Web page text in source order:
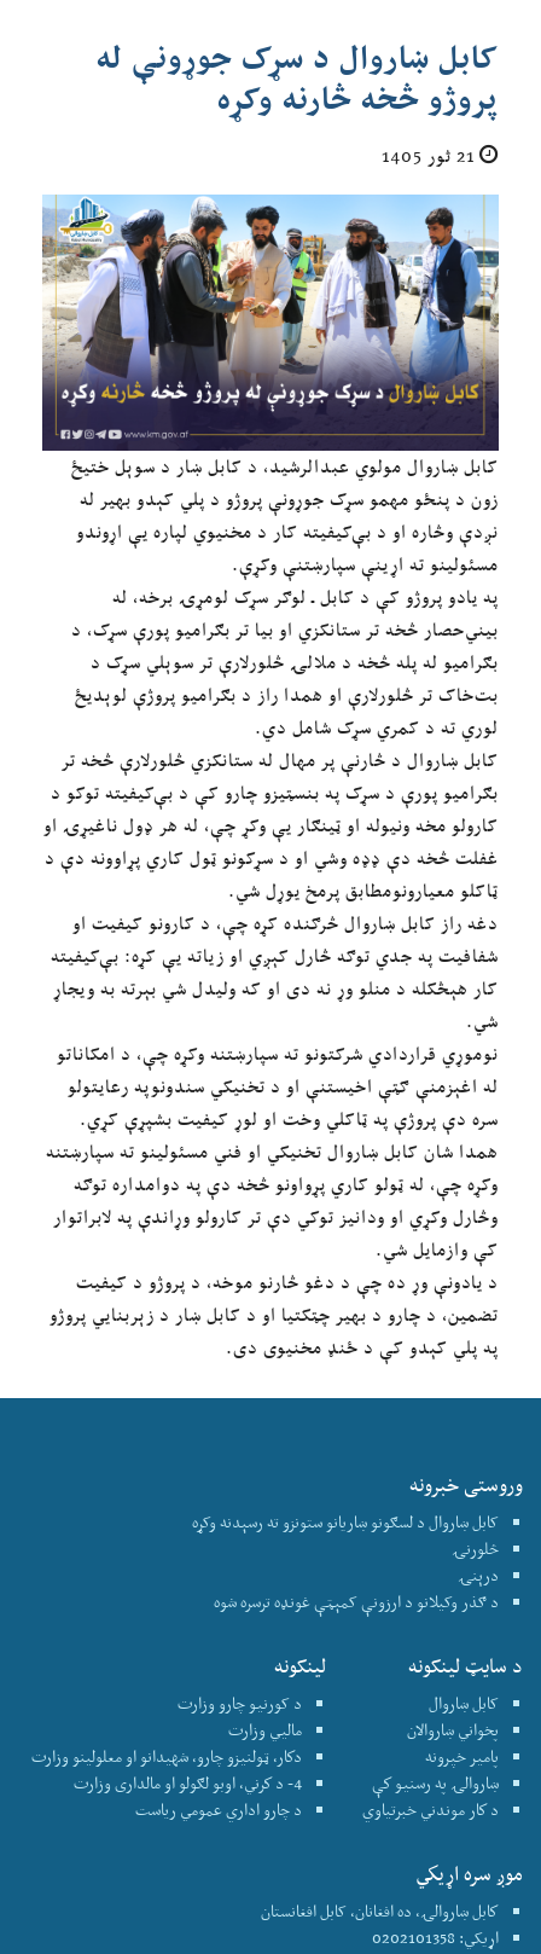
کابل ښاروال د سړک جوړونې له
پروژو څخه څارنه وکړه
کابل ښاروال مولوي عبدالرشید، د کابل ښار د سوېل ختیځ
زون د پنځو مهمو سړک جوړونې پروژو د پلي کېدو بهیر له
نږدې وڅاره او د بې‌کیفیته کار د مخنیوي لپاره یې اړوندو
مسئولینو ته اړینې سپارښتنې وکړې.
په یادو پروژو کې د کابل ـ لوګر سړک لومړۍ برخه، له
بیني‌حصار څخه تر ستانکزي او بیا تر بګرامیو پورې سړک، د
بګرامیو له پله څخه د ملالۍ څلورلارې تر سوېلي سړک د
بت‌خاک تر څلورلارې او همدا راز د بګرامیو پروژې لوېدیځ
لوري ته د کمري سړک شامل دي.
کابل ښاروال د څارنې پر مهال له ستانکزي څلورلارې څخه تر
بګرامیو پورې د سړک په بنسټیزو چارو کې د بې‌کیفیته توکو د
کارولو مخه ونیوله او ټینګار یې وکړ چې، له هر ډول ناغیړۍ او
غفلت څخه دې ډډه وشي او د سړکونو ټول کاري پړاوونه دې د
ټاکلو معیارونومطابق پرمخ یوړل شي.
دغه راز کابل ښاروال څرګنده کړه چې، د کارونو کیفیت او
شفافیت په جدي توګه څارل کېږي او زیاته یې کړه: بې‌کیفیته
کار هېڅکله د منلو وړ نه دی او که ولیدل شي بېرته به ویجاړ
شي.
نوموړي قراردادي شرکتونو ته سپارښتنه وکړه چې، د امکاناتو
له اغېزمنې ګټې اخیستنې او د تخنیکي سندونوپه رعایتولو
سره دې پروژې په ټاکلي وخت او لوړ کیفیت بشپړې کړي.
همدا شان کابل ښاروال تخنیکي او فني مسئولینو ته سپارښتنه
وکړه چې، له ټولو کاري پړواونو څخه دې په دوامداره توګه
وڅارل وکړي او ودانیز توکي دې تر کارولو وړاندې په لابراتوار
کې وازمایل شي.
د یادونې وړ ده چې د دغو څارنو موخه، د پروژو د کیفیت
تضمین، د چارو د بهیر چټکتیا او د کابل ښار د زېربنایي پروژو
په پلي کېدو کې د ځنډ مخنیوی دی.
وروستی خبرونه
کابل ښاروال د لسګونو ښاریانو ستونزو ته رسېدنه وکړه
څلورنۍ
درېنۍ
د ګذر وکیلانو د ارزونې کمېټې غونډه ترسره شوه
د سایټ لینکونه
کابل ښاروال
پخواني ښاروالان
پامير خپرونه
ښاروالۍ په رسنيو كې
د كار موندني خبرتياوي
لینکونه
د کورنیو چارو وزارت
ماليي وزارت
دكار، ټولنيزو چارو، شهيدانو او معلولينو وزارت
4- د كرني، اوبو لګولو او مالداری وزارت
د چارو اداري عمومي رياست
موږ سره اړيكي
كابل ښاروالۍ، ده افغانان، کابل افغانستان
اړیکي: 0202101358